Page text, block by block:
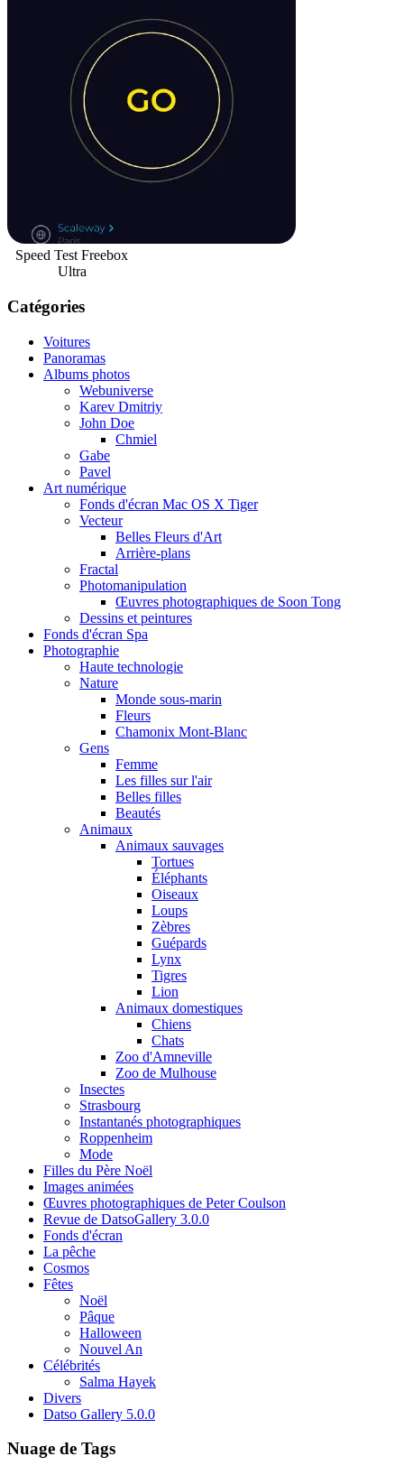
Speed Test Freebox
Ultra
Catégories
Voitures
Panoramas
Albums photos
Webuniverse
Karev Dmitriy
John Doe
Chmiel
Gabe
Pavel
Art numérique
Fonds d'écran Mac OS X Tiger
Vecteur
Belles Fleurs d'Art
Arrière-plans
Fractal
Photomanipulation
Œuvres photographiques de Soon Tong
Dessins et peintures
Fonds d'écran Spa
Photographie
Haute technologie
Nature
Monde sous-marin
Fleurs
Chamonix Mont-Blanc
Gens
Femme
Les filles sur l'air
Belles filles
Beautés
Animaux
Animaux sauvages
Tortues
Éléphants
Oiseaux
Loups
Zèbres
Guépards
Lynx
Tigres
Lion
Animaux domestiques
Chiens
Chats
Zoo d'Amneville
Zoo de Mulhouse
Insectes
Strasbourg
Instantanés photographiques
Roppenheim
Mode
Filles du Père Noël
Images animées
Œuvres photographiques de Peter Coulson
Revue de DatsoGallery 3.0.0
Fonds d'écran
La pêche
Cosmos
Fêtes
Noël
Pâque
Halloween
Nouvel An
Célébrités
Salma Hayek
Divers
Datso Gallery 5.0.0
Nuage de Tags